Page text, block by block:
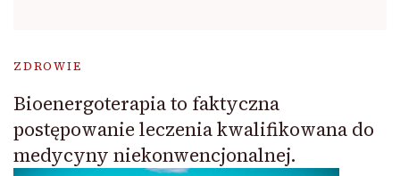
ZDROWIE
Bioenergoterapia to faktyczna
postępowanie leczenia kwalifikowana do
medycyny niekonwencjonalnej.